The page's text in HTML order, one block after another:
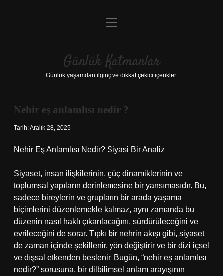
Anasayfa
Yasal Uyarı
menüyü
Günlük Katmanlar
Günlük yaşamdan ilginç ve dikkat çekici içerikler.
Nehir eş anlamlısı nedir ?
Tarih: Aralık 28, 2025
Nehir Eş Anlamlısı Nedir? Siyasi Bir Analiz
Siyaset, insan ilişkilerinin, güç dinamiklerinin ve
toplumsal yapıların derinlemesine bir yansımasıdır. Bu,
sadece bireylerin ve grupların bir arada yaşama
biçimlerini düzenlemekle kalmaz, aynı zamanda bu
düzenin nasıl haklı çıkarılacağını, sürdürüleceğini ve
evrileceğini de sorar. Tıpkı bir nehrin akışı gibi, siyaset
de zaman içinde şekillenir, yön değiştirir ve bir dizi içsel
ve dışsal etkenden beslenir. Bugün, “nehir eş anlamlısı
nedir?” sorusuna, bir dilbilimsel anlam arayışının